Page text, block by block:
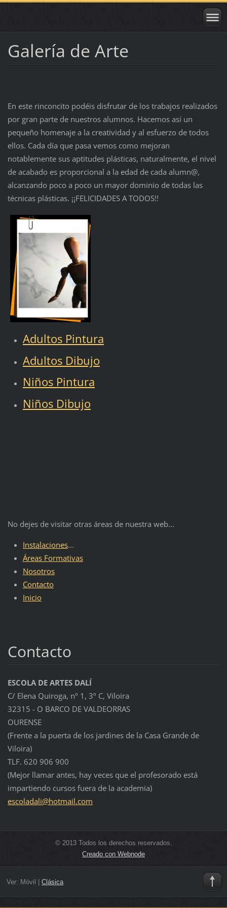
Galería de Arte
En este rinconcito podéis disfrutar de los trabajos realizados
por gran parte de nuestros alumnos. Hacemos así un
pequeño homenaje a la creatividad y al esfuerzo de todos
ellos. Cada día que pasa vemos como mejoran
notablemente sus aptitudes plásticas, naturalmente, el nivel
de acabado es proporcional a la edad de cada alumn@,
alcanzando poco a poco un mayor dominio de todas las
técnicas plásticas. ¡¡FELICIDADES A TODOS!!
Adultos Pintura
Adultos Dibujo
Niños Pintura
Niños Dibujo
No dejes de visitar otras áreas de nuestra web...
Instalaciones...
Áreas Formativas
Nosotros
Contacto
Inicio
Contacto
ESCOLA DE ARTES DALÍ
C/ Elena Quiroga, nº 1, 3º C, Viloira
32315 - O BARCO DE VALDEORRAS
OURENSE
(Frente a la puerta de los jardines de la Casa Grande de
Viloira)
TLF. 620 906 900
(Mejor llamar antes, hay veces que el profesorado está
impartiendo cursos fuera de la academia)
escoladali@hotmail.com
© 2013 Todos los derechos reservados.
Creado con Webnode
Ver: Móvil Clásica